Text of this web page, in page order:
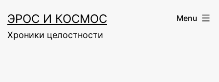
to
content
ЭРОС И КОСМОС
Хроники целостности
Menu